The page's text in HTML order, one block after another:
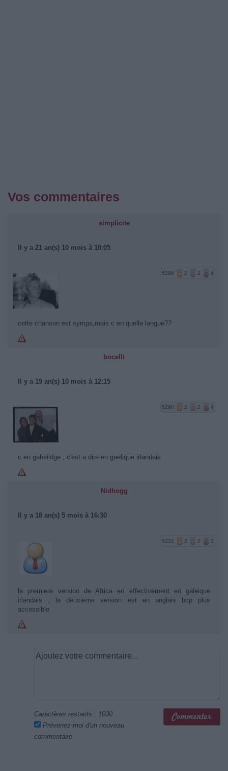
Vos commentaires
simplicite
Il y a 21 an(s) 10 mois à 18:05
5296 2 2 4
cette chanson est sympa,mais c en quelle langue??
bocelli
Il y a 19 an(s) 10 mois à 12:15
5290 2 2 4
c en gaheildge ; c'est a dire en gaelique irlandais
Nidhogg
Il y a 18 an(s) 5 mois à 16:30
5231 2 2 3
la premiere version de Africa en effectivement en galeique
irlandais , la deuxieme version est en anglais bcp plus
accessible
Caractères restants : 1000
Prévenez-moi d'un nouveau
commentaire